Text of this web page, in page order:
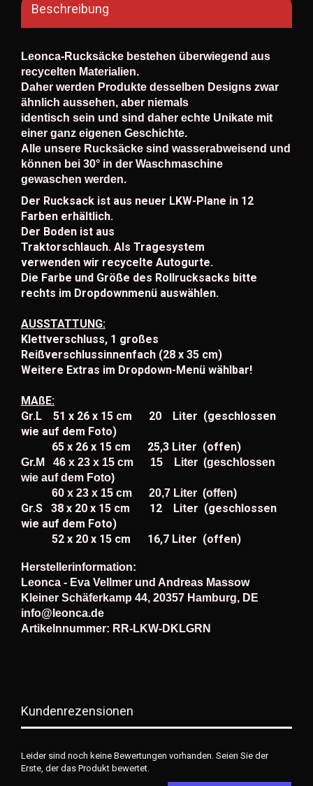
Beschreibung
Leonca-Rucksäcke bestehen überwiegend aus
recycelten Materialien.
Daher werden Produkte desselben Designs zwar
ähnlich aussehen, aber niemals
identisch sein und sind daher echte Unikate mit
einer ganz eigenen Geschichte.
Alle unsere Rucksäcke sind wasserabweisend und
können bei 30° in der Waschmaschine
gewaschen werden.
Der Rucksack ist aus neuer LKW-Plane in 12
Farben erhältlich.
Der Boden ist aus
Traktorschlauch. Als Tragesystem
verwenden wir recycelte Autogurte.
Die Farbe und Größe des Rollrucksacks bitte
rechts im Dropdownmenü auswählen.
AUSSTATTUNG:
Klettverschluss, 1 großes
Reißverschlussinnenfach (28 x 35 cm)
Weitere Extras im Dropdown-Menü wählbar!
MAßE:
Gr.L 51 x 26 x 15 cm 20 Liter (geschlossen
wie auf dem Foto)
65 x 26 x 15 cm 25,3 Liter (offen)
Gr.M 46 x 23 x 15 cm 15 Liter (geschlossen
wie auf dem Foto)
60 x 23 x 15 cm 20,7 Liter (offen)
Gr.S 38 x 20 x 15 cm 12 Liter (geschlossen
wie auf dem Foto)
52 x 20 x 15 cm 16,7 Liter (offen)
Herstellerinformation:
Leonca - Eva Vellmer und Andreas Massow
Kleiner Schäferkamp 44, 20357 Hamburg, DE
info@leonca.de
Artikelnnummer: RR-LKW-DKLGRN
Kundenrezensionen
Leider sind noch keine Bewertungen vorhanden. Seien Sie der
Erste, der das Produkt bewertet.